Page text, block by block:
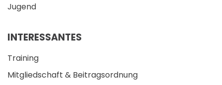
Jugend
INTERESSANTES
Training
Mitgliedschaft & Beitragsordnung